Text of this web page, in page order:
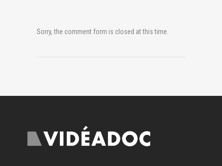
Sorry, the comment form is closed at this time.